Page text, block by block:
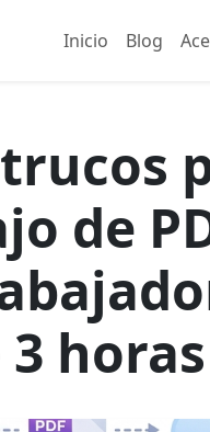
Inicio Blog
de
3